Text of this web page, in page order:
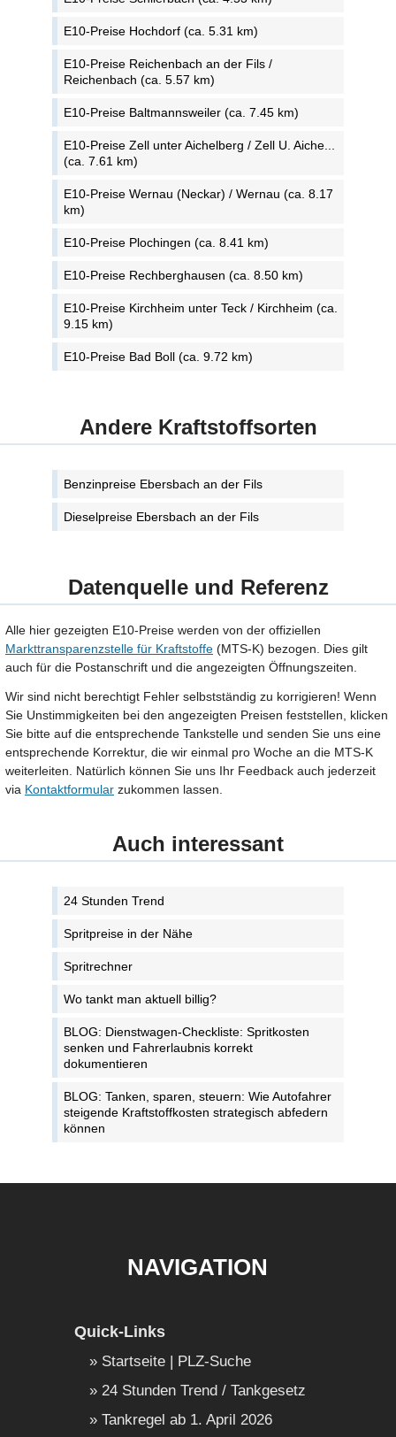
E10-Preise Hochdorf (ca. 5.31 km)
E10-Preise Reichenbach an der Fils /
Reichenbach (ca. 5.57 km)
E10-Preise Baltmannsweiler (ca. 7.45 km)
E10-Preise Zell unter Aichelberg / Zell U. Aiche...
(ca. 7.61 km)
E10-Preise Wernau (Neckar) / Wernau (ca. 8.17
km)
E10-Preise Plochingen (ca. 8.41 km)
E10-Preise Rechberghausen (ca. 8.50 km)
E10-Preise Kirchheim unter Teck / Kirchheim (ca.
9.15 km)
E10-Preise Bad Boll (ca. 9.72 km)
Andere Kraftstoffsorten
Benzinpreise Ebersbach an der Fils
Dieselpreise Ebersbach an der Fils
Datenquelle und Referenz
Alle hier gezeigten E10-Preise werden von der offiziellen
Markttransparenzstelle für Kraftstoffe (MTS-K) bezogen. Dies gilt
auch für die Postanschrift und die angezeigten Öffnungszeiten.
Wir sind nicht berechtigt Fehler selbstständig zu korrigieren! Wenn
Sie Unstimmigkeiten bei den angezeigten Preisen feststellen, klicken
Sie bitte auf die entsprechende Tankstelle und senden Sie uns eine
entsprechende Korrektur, die wir einmal pro Woche an die MTS-K
weiterleiten. Natürlich können Sie uns Ihr Feedback auch jederzeit
via Kontaktformular zukommen lassen.
Auch interessant
24 Stunden Trend
Spritpreise in der Nähe
Spritrechner
Wo tankt man aktuell billig?
BLOG: Dienstwagen-Checkliste: Spritkosten
senken und Fahrerlaubnis korrekt
dokumentieren
BLOG: Tanken, sparen, steuern: Wie Autofahrer
steigende Kraftstoffkosten strategisch abfedern
können
NAVIGATION
Quick-Links
Startseite | PLZ-Suche
24 Stunden Trend / Tankgesetz
Tankregel ab 1. April 2026